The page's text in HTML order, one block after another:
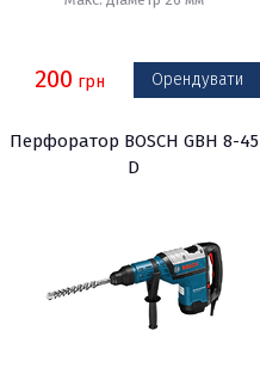
200 грн Орендувати
Перфоратор BOSCH GBH 8-45
D